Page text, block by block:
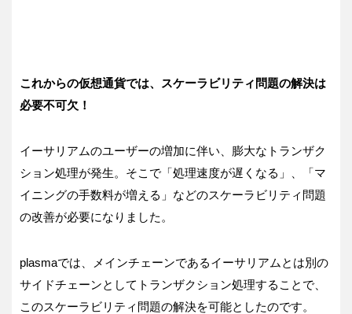
これからの仮想通貨では、スケーラビリティ問題の解決は
必要不可欠！
イーサリアムのユーザーの増加に伴い、膨大なトランザク
ション処理が発生。そこで「処理速度が遅くなる」、「マ
イニングの手数料が増える」などのスケーラビリティ問題
の改善が必要になりました。
plasmaでは、メインチェーンであるイーサリアムとは別の
サイドチェーンとしてトランザクション処理することで、
このスケーラビリティ問題の解決を可能としたのです。